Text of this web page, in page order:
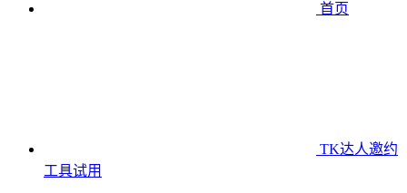
首页
TK达人邀约
工具试用